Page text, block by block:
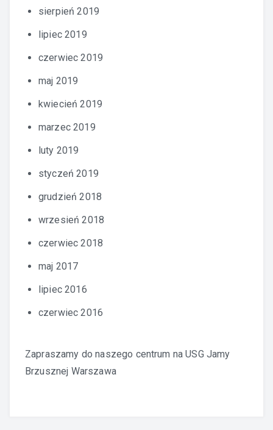
sierpień 2019
lipiec 2019
czerwiec 2019
maj 2019
kwiecień 2019
marzec 2019
luty 2019
styczeń 2019
grudzień 2018
wrzesień 2018
czerwiec 2018
maj 2017
lipiec 2016
czerwiec 2016
Zapraszamy do naszego centrum naUSG Jamy
Brzusznej Warszawa